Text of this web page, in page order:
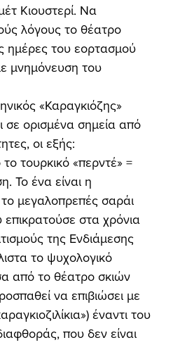
Κιουστερί. Να
λόγους το θέατρο
ημέρες του εορτασμού
μνημόνευση του
σε ορισμένα σημεία από
οι εξής:
Το ένα είναι η
μεγαλοπρεπές σαράι
στα χρόνια
της Ενδιάμεσης
το ψυχολογικό
από το θέατρο σκιών
να επιβιώσει με
έναντι του
που δεν είναι